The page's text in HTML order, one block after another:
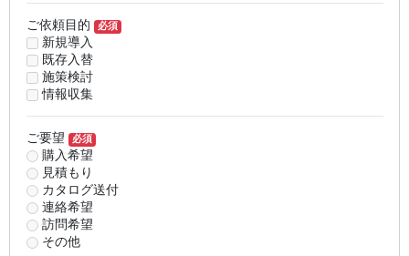
ご依頼目的 必須
新規導入
既存入替
施策検討
情報収集
ご要望 必須
購入希望
見積もり
カタログ送付
連絡希望
訪問希望
その他